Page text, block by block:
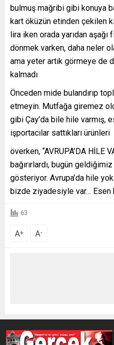
bulmuş mağribi gibi konuya
kart öküzün etinden çekilen
lira iken orada yarıdan aşağı
dönmek varken, daha neler
ama yeter artık görmeye de
kalmadı
Önceden mide bulandırıp
etmeyin. Mutfağa giremez
gibi Çay’da bile hile varmış,
işportacılar sattıkları ürünleri
överken, “AVRUPA’DA HİLE
bağırırlardı, bugün
gösteriyor. Avrupa’da hile
bizde ziyadesiyle var… Esen
63
A+ A-